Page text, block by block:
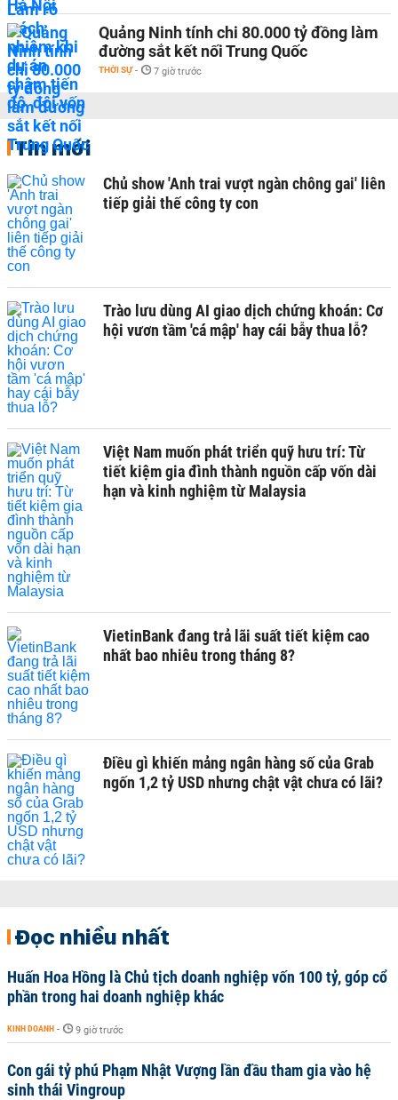
Quảng Ninh tính chi 80.000 tỷ đồng làm
đường sắt kết nối Trung Quốc
THỜI SỰ - 7 giờ trước
Tin mới
Chủ show 'Anh trai vượt ngàn chông gai' liên
tiếp giải thế công ty con
Trào lưu dùng AI giao dịch chứng khoán: Cơ
hội vươn tầm 'cá mập' hay cái bẫy thua lỗ?
Việt Nam muốn phát triển quỹ hưu trí: Từ
tiết kiệm gia đình thành nguồn cấp vốn dài
hạn và kinh nghiệm từ Malaysia
VietinBank đang trả lãi suất tiết kiệm cao
nhất bao nhiêu trong tháng 8?
Điều gì khiến mảng ngân hàng số của Grab
ngốn 1,2 tỷ USD nhưng chật vật chưa có lãi?
Đọc nhiều nhất
Huấn Hoa Hồng là Chủ tịch doanh nghiệp vốn 100 tỷ, góp cổ
phần trong hai doanh nghiệp khác
KINH DOANH - 9 giờ trước
Con gái tỷ phú Phạm Nhật Vượng lần đầu tham gia vào hệ
sinh thái Vingroup